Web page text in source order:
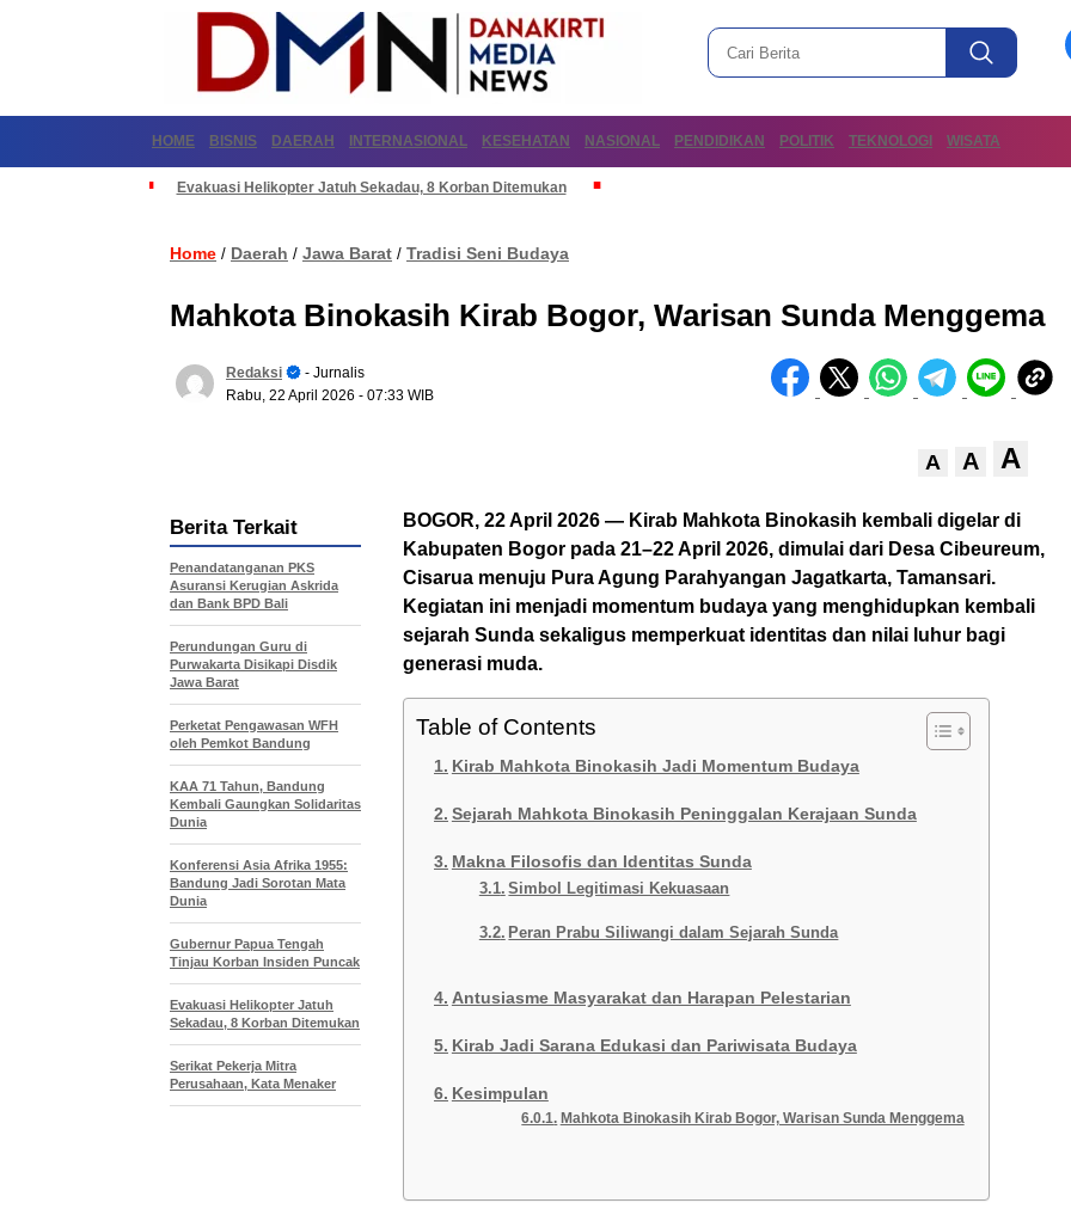
HOME BISNIS DAERAH INTERNASIONAL KESEHATAN NASIONAL PENDIDIKAN POLITIK TEKNOLOGI WISATA
Evakuasi Helikopter Jatuh Sekadau, 8 Korban Ditemukan
Home / Daerah / Jawa Barat / Tradisi Seni Budaya
Mahkota Binokasih Kirab Bogor, Warisan Sunda Menggema
Redaksi
- Jurnalis
Rabu, 22 April 2026 - 07:33 WIB
A A A
BOGOR, 22 April 2026 — Kirab Mahkota Binokasih kembali digelar di
Kabupaten Bogor pada 21–22 April 2026, dimulai dari Desa Cibeureum,
Cisarua menuju Pura Agung Parahyangan Jagatkarta, Tamansari.
Kegiatan ini menjadi momentum budaya yang menghidupkan kembali
sejarah Sunda sekaligus memperkuat identitas dan nilai luhur bagi
generasi muda.
Table of Contents
Kirab Mahkota Binokasih Jadi Momentum Budaya
Sejarah Mahkota Binokasih Peninggalan Kerajaan Sunda
Makna Filosofis dan Identitas Sunda
Simbol Legitimasi Kekuasaan
Peran Prabu Siliwangi dalam Sejarah Sunda
Antusiasme Masyarakat dan Harapan Pelestarian
Kirab Jadi Sarana Edukasi dan Pariwisata Budaya
Kesimpulan
Mahkota Binokasih Kirab Bogor, Warisan Sunda Menggema
Berita Terkait
Penandatanganan PKS
Asuransi Kerugian Askrida
dan Bank BPD Bali
Perundungan Guru di
Purwakarta Disikapi Disdik
Jawa Barat
Perketat Pengawasan WFH
oleh Pemkot Bandung
KAA 71 Tahun, Bandung
Kembali Gaungkan Solidaritas
Dunia
Konferensi Asia Afrika 1955:
Bandung Jadi Sorotan Mata
Dunia
Gubernur Papua Tengah
Tinjau Korban Insiden Puncak
Evakuasi Helikopter Jatuh
Sekadau, 8 Korban Ditemukan
Serikat Pekerja Mitra
Perusahaan, Kata Menaker